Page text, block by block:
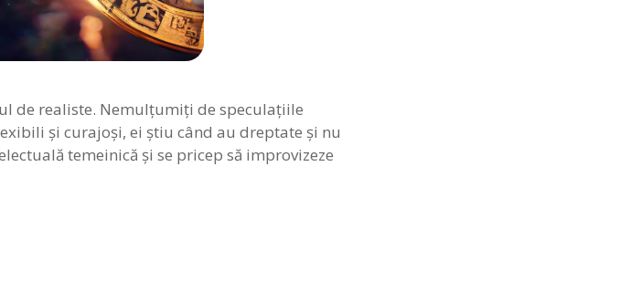
de realiste. Nemulţumiţi de speculaţiile
şi curajoşi, ei ştiu când au dreptate şi nu
temeinică şi se pricep să improvizeze